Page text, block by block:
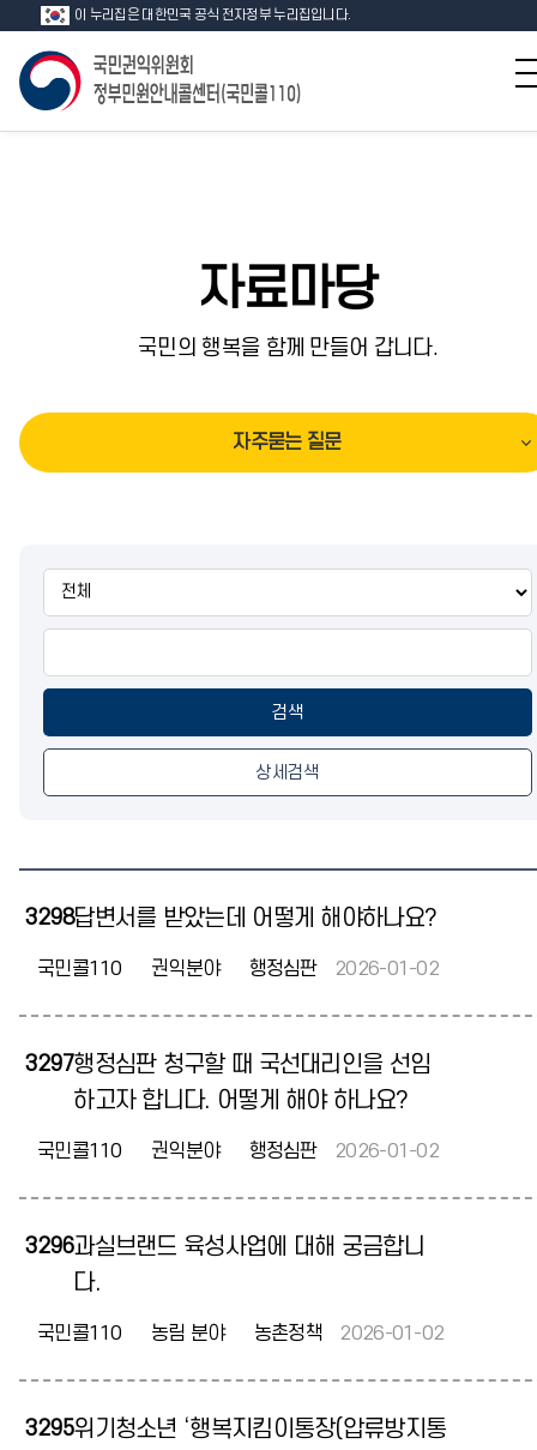
이 누리집은 대한민국 공식 전자정부 누리집입니다.
자료마당
국민의 행복을 함께 만들어 갑니다.
자주묻는 질문
검색
상세검색
3298답변서를 받았는데 어떻게 해야하나요?
국민콜110 권익분야 행정심판 2026-01-02
3297행정심판 청구할 때 국선대리인을 선임
하고자 합니다. 어떻게 해야 하나요?
국민콜110 권익분야 행정심판 2026-01-02
3296과실브랜드 육성사업에 대해 궁금합니
다.
국민콜110 농림 분야 농촌정책 2026-01-02
3295위기청소년 ‘행복지킴이통장(압류방지통